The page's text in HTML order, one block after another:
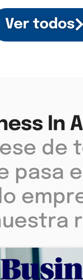
Ver todos
In
de
pasa